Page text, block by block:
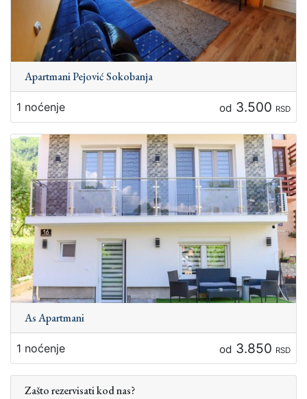
Apartmani Pejović Sokobanja
1 noćenje od 3.500 RSD
As Apartmani
1 noćenje od 3.850 RSD
Zašto rezervisati kod nas?